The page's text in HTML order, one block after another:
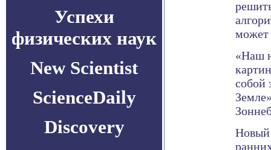
Успехи
физических наук
New Scientist
ScienceDaily
Discovery
может
«Наш
собой
Новый